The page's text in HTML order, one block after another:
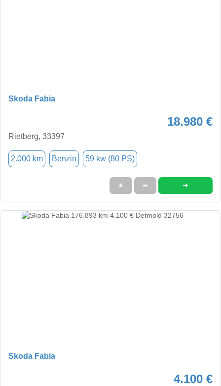
Skoda Fabia
18.980 €
Rietberg, 33397
2.000 km Benzin 59 kw (80 PS)
★ ➦ ➜
Skoda Fabia
4.100 €